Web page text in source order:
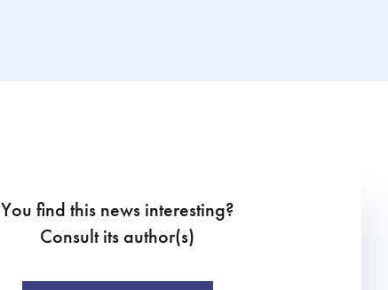
You find this news interesting?
Consult its author(s)